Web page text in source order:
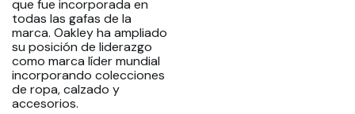
que fue incorporada en
todas las gafas de la
marca. Oakley ha ampliado
su posición de liderazgo
como marca líder mundial
incorporando colecciones
de ropa, calzado y
accesorios.